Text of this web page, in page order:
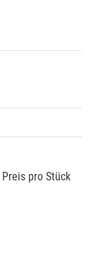
Preis pro Stück